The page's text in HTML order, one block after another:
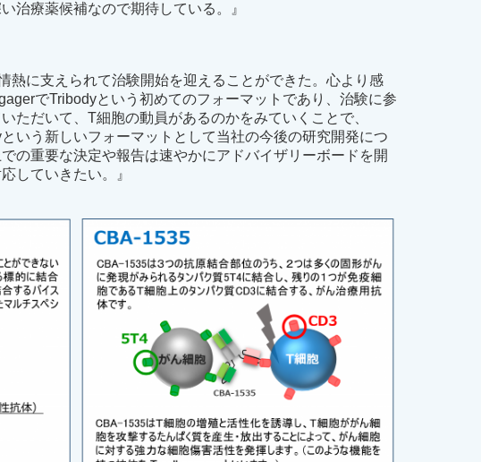
治療薬候補なので期待している。』
熱に支えられて治験開始を迎えることができた。心より感
でTribodyという初めてのフォーマットであり、治験に参
ただいて、T細胞の動員があるのかをみていくことで、
いう新しいフォーマットとして当社の今後の研究開発につ
の重要な決定や報告は速やかにアドバイザリーボードを開
していきたい。』